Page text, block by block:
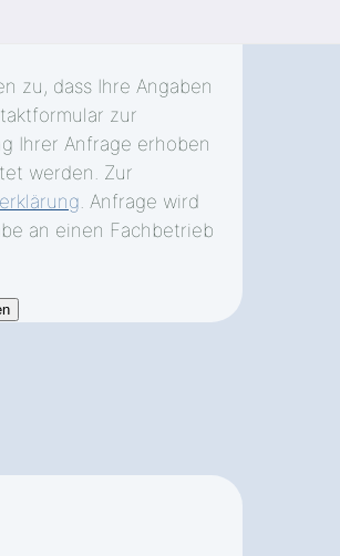
zu, dass Ihre Angaben
zur
Ihrer Anfrage erhoben
werden. Zur
. Anfrage wird
an einen Fachbetrieb